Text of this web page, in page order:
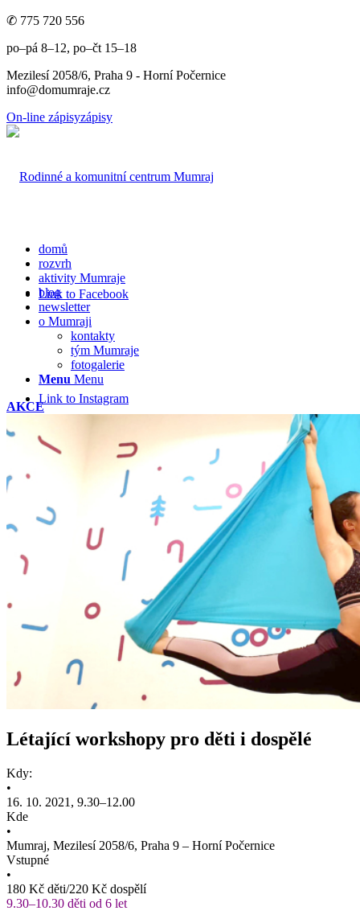
✆ 775 720 556
po–pá 8–12, po–čt 15–18
Mezilesí 2058/6, Praha 9 - Horní Počernice
info@domumraje.cz
On-line zápisyzápisy
Link to Facebook
Link to Instagram
domů
rozvrh
aktivity Mumraje
blog
newsletter
o Mumraji
kontakty
tým Mumraje
fotogalerie
Menu Menu
AKCE
Létající workshopy pro děti i dospělé
Kdy:
•
16. 10. 2021, 9.30–12.00
Kde
•
Mumraj, Mezilesí 2058/6, Praha 9 – Horní Počernice
Vstupné
•
180 Kč děti/220 Kč dospělí
9.30–10.30 děti od 6 let